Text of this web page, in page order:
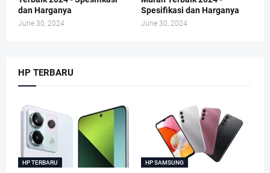
dan Harganya
June 30, 2024
Spesifikasi dan Harganya
June 30, 2024
HP TERBARU
HP TERBARU HP SAMSUNG